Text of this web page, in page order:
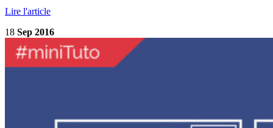
Lire l'article
18 Sep 2016